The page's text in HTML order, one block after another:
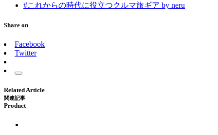
#これからの時代に役立つクルマ旅ギア by neru
Share on
Facebook
Twitter
Related Article
関連記事
Product